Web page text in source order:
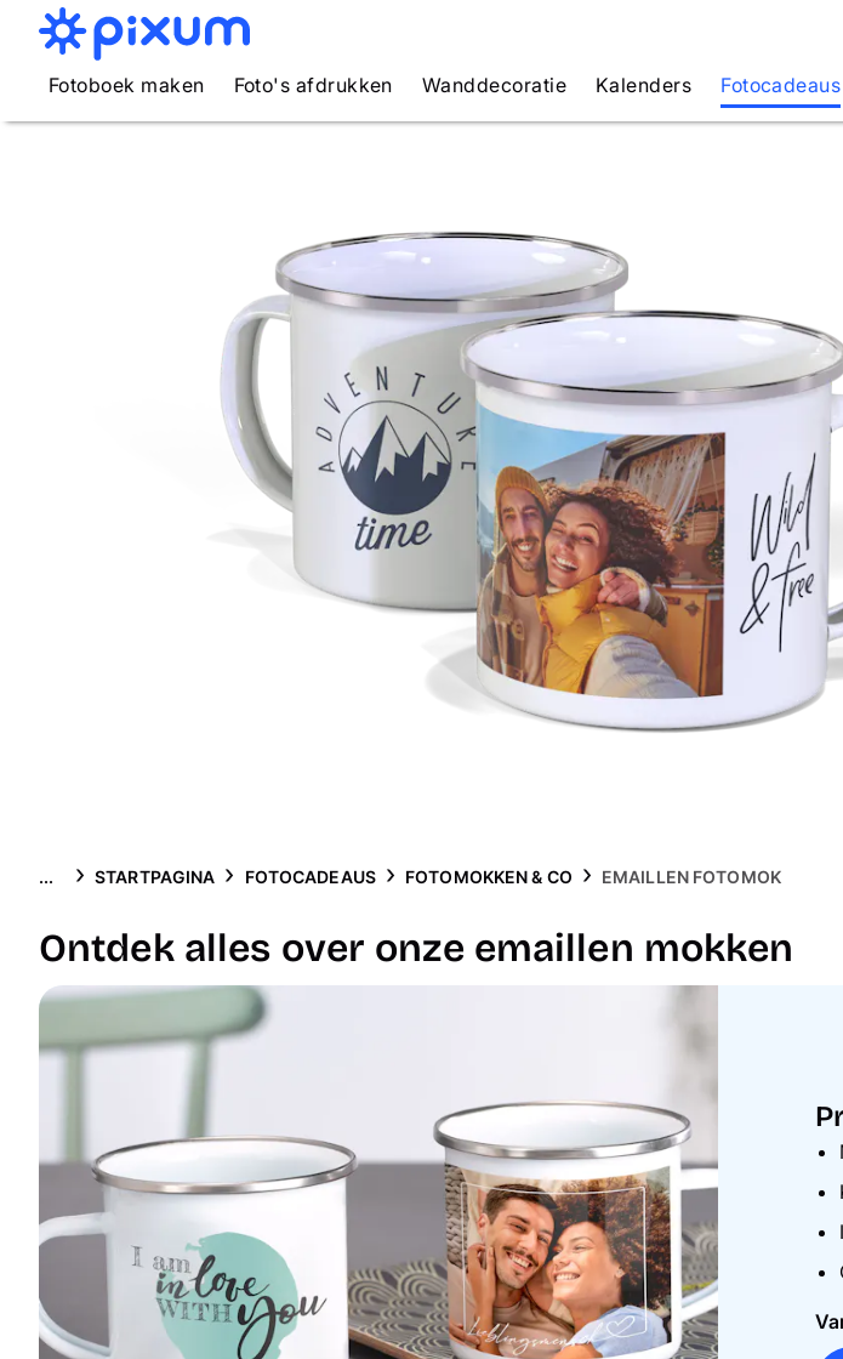
Fotoboek maken Foto's afdrukken Wanddecoratie Kalenders Fotocadeaus
... STARTPAGINA FOTOCADEAUS FOTOMOKKEN & CO EMAILLEN FOTOMOK
Ontdek alles over onze emaillen mokken